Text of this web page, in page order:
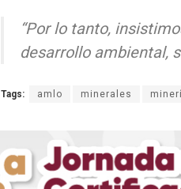
“Por lo tanto,
desarrollo ambiental,
Tags: amlo minerales